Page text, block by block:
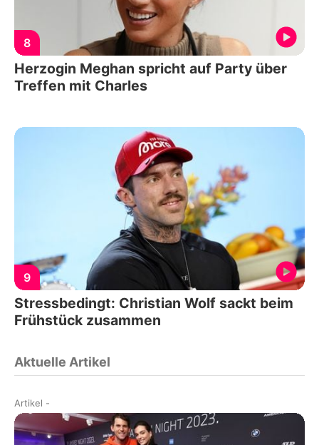
8
Herzogin Meghan spricht auf Party über
Treffen mit Charles
9
Stressbedingt: Christian Wolf sackt beim
Frühstück zusammen
Aktuelle Artikel
Artikel -